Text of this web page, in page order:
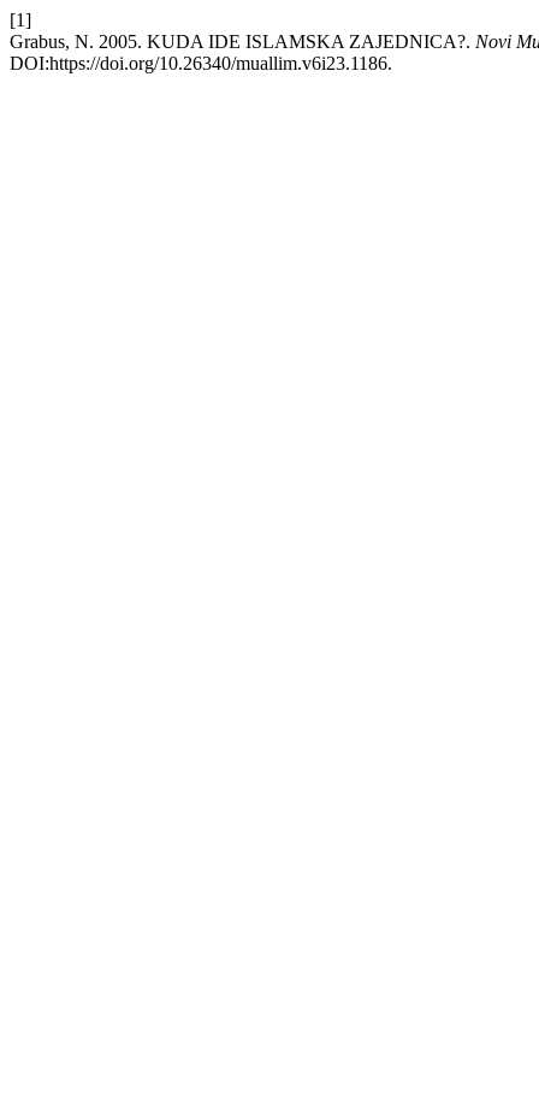
[1]
Grabus, N. 2005. KUDA IDE ISLAMSKA ZAJEDNICA?. Novi
DOI:https://doi.org/10.26340/muallim.v6i23.1186.